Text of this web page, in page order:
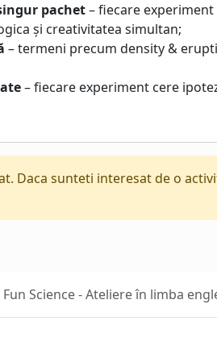
pachet– fiecare
și creativitatea simultan;
– termeni precum density &
– fiecare experiment cere
Daca sunteti interesat de o
Fun Science - Ateliere în limba